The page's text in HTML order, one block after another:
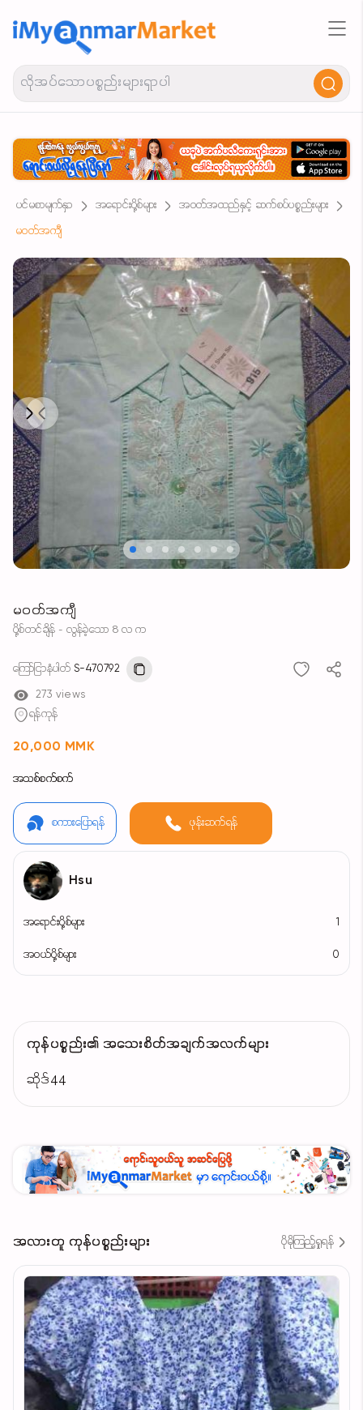
ပင်မစာမျက်နှာ အရောင်းပို့စ်များ
အဝတ်အထည်နှင့် ဆက်စပ်ပစ္စည်းများ
မဝတ်အကျီ
Previous
Next
မဝတ်အကျီ
ပို့စ်တင်ချိန် - လွန်ခဲ့သော 8 လ က
ကြော်ငြာနံပါတ် S-470792
273 views
ရန်ကုန်
20,000 MMK
အသစ်စက်စက်
စကားပြောရန် ဖုန်းဆက်ရန်
Hsu
အရောင်းပို့စ်များ
အဝယ်ပို့စ်များ 0
ကုန်ပစ္စည်း၏ အသေးစိတ်အချက်အလက်များ
ဆိုဒ်44
အလားတူ ကုန်ပစ္စည်းများ ပိုမိုကြည့်ရှုရန်